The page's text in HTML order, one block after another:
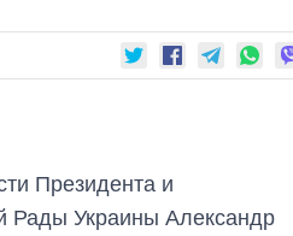
Президента и
Рады Украины Александр